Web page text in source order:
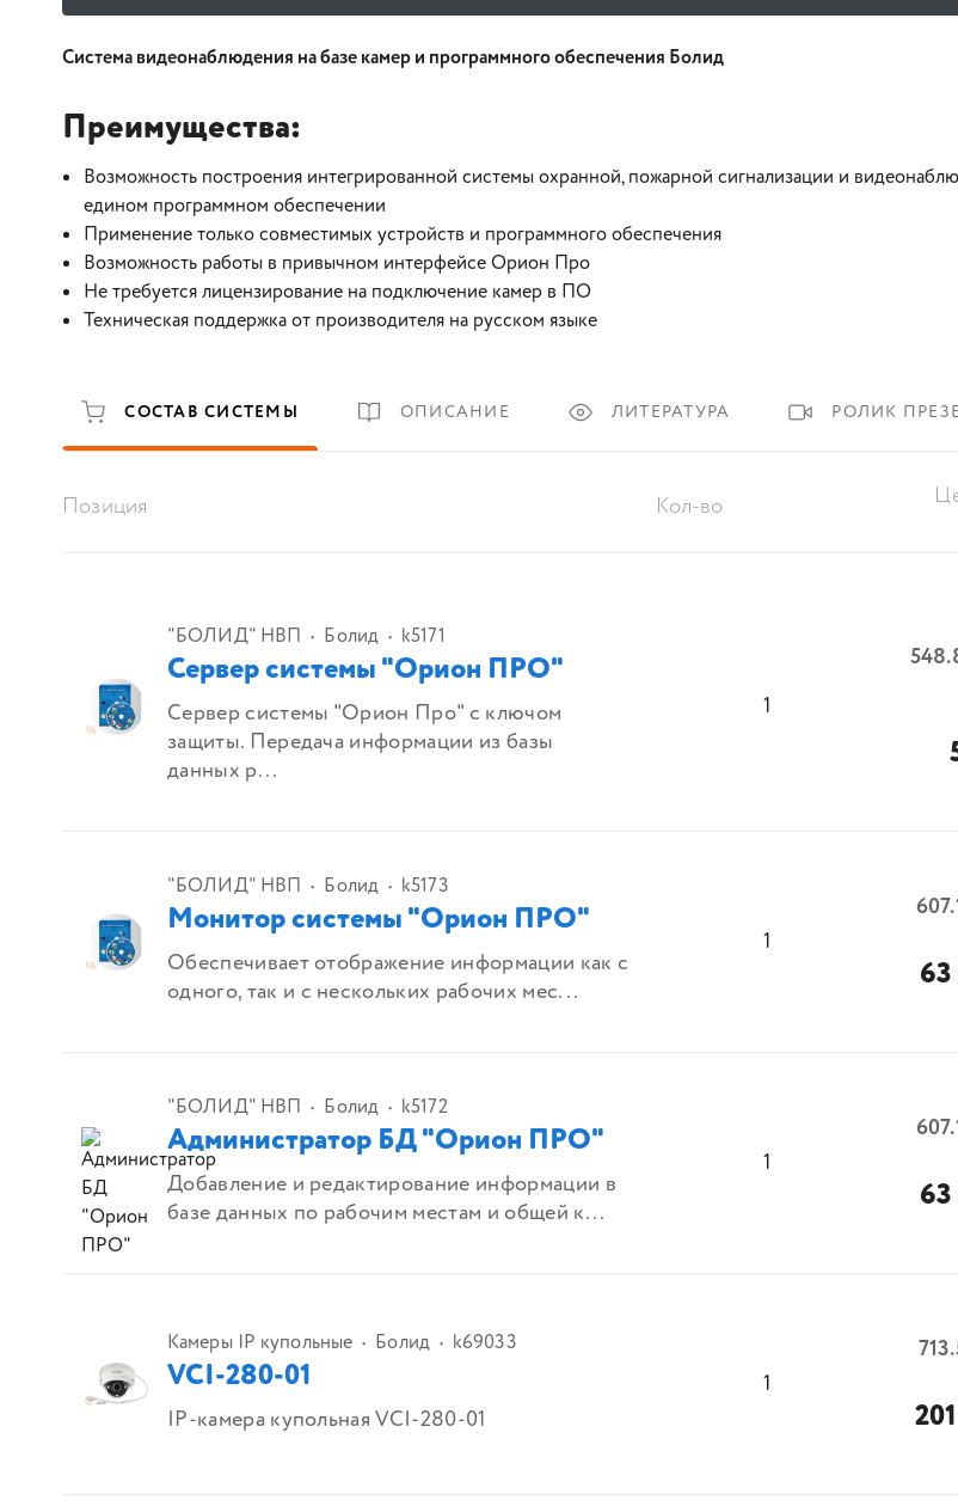
Система видеонаблюдения на базе камер и программного обеспечения Болид
Преимущества:
Возможность построения интегрированной системы охранной, пожарной сигнализации и
едином программном обеспечении
Применение только совместимых устройств и программного обеспечения
Возможность работы в привычном интерфейсе Орион Про
Не требуется лицензирование на подключение камер в ПО
Техническая поддержка от производителя на русском языке
СОСТАВ СИСТЕМЫ ОПИСАНИЕ ЛИТЕРАТУРА РОЛИК
Позиция Кол-во
"БОЛИД" НВП Болид k5171
Сервер системы "Орион ПРО"
Сервер системы "Орион Про" с ключом
защиты. Передача информации из базы
данных р...
1
"БОЛИД" НВП Болид k5173
Монитор системы "Орион ПРО"
Обеспечивает отображение информации как с
одного, так и с нескольких рабочих мес...
1
"БОЛИД" НВП Болид k5172
Администратор БД "Орион ПРО"
Добавление и редактирование информации в
базе данных по рабочим местам и общей к...
1
Камеры IP купольные Болид k69033
VCI-280-01
IP-камера купольная VCI-280-01
1